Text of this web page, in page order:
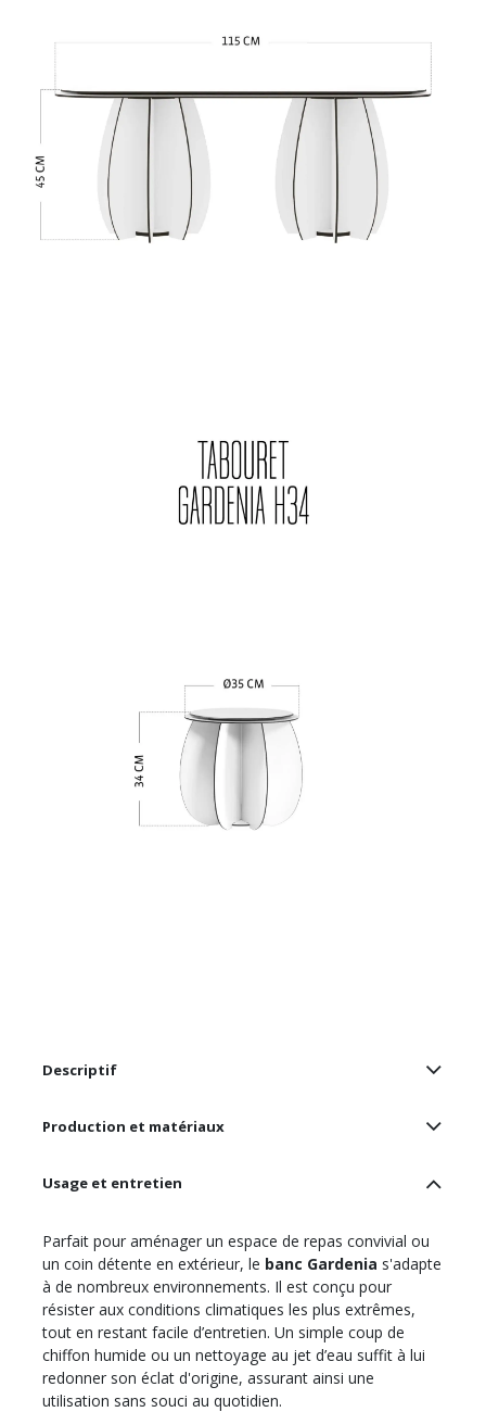
Descriptif
Production et matériaux
Usage et entretien
Parfait pour aménager un espace de repas convivial ou
un coin détente en extérieur, le banc Gardenia s'adapte
à de nombreux environnements. Il est conçu pour
résister aux conditions climatiques les plus extrêmes,
tout en restant facile d’entretien. Un simple coup de
chiffon humide ou un nettoyage au jet d’eau suffit à lui
redonner son éclat d'origine, assurant ainsi une
utilisation sans souci au quotidien.